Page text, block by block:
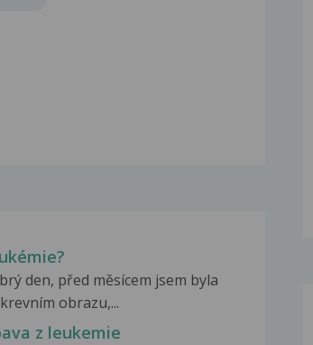
den, před měsícem jsem byla
obrazu,...
z leukemie